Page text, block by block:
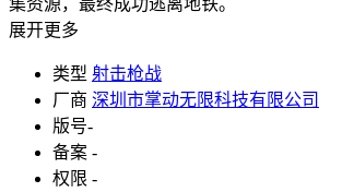
展开更多
类型 射击枪战
厂商 深圳市掌动无限科技有限公司
版号-
备案 -
权限 -